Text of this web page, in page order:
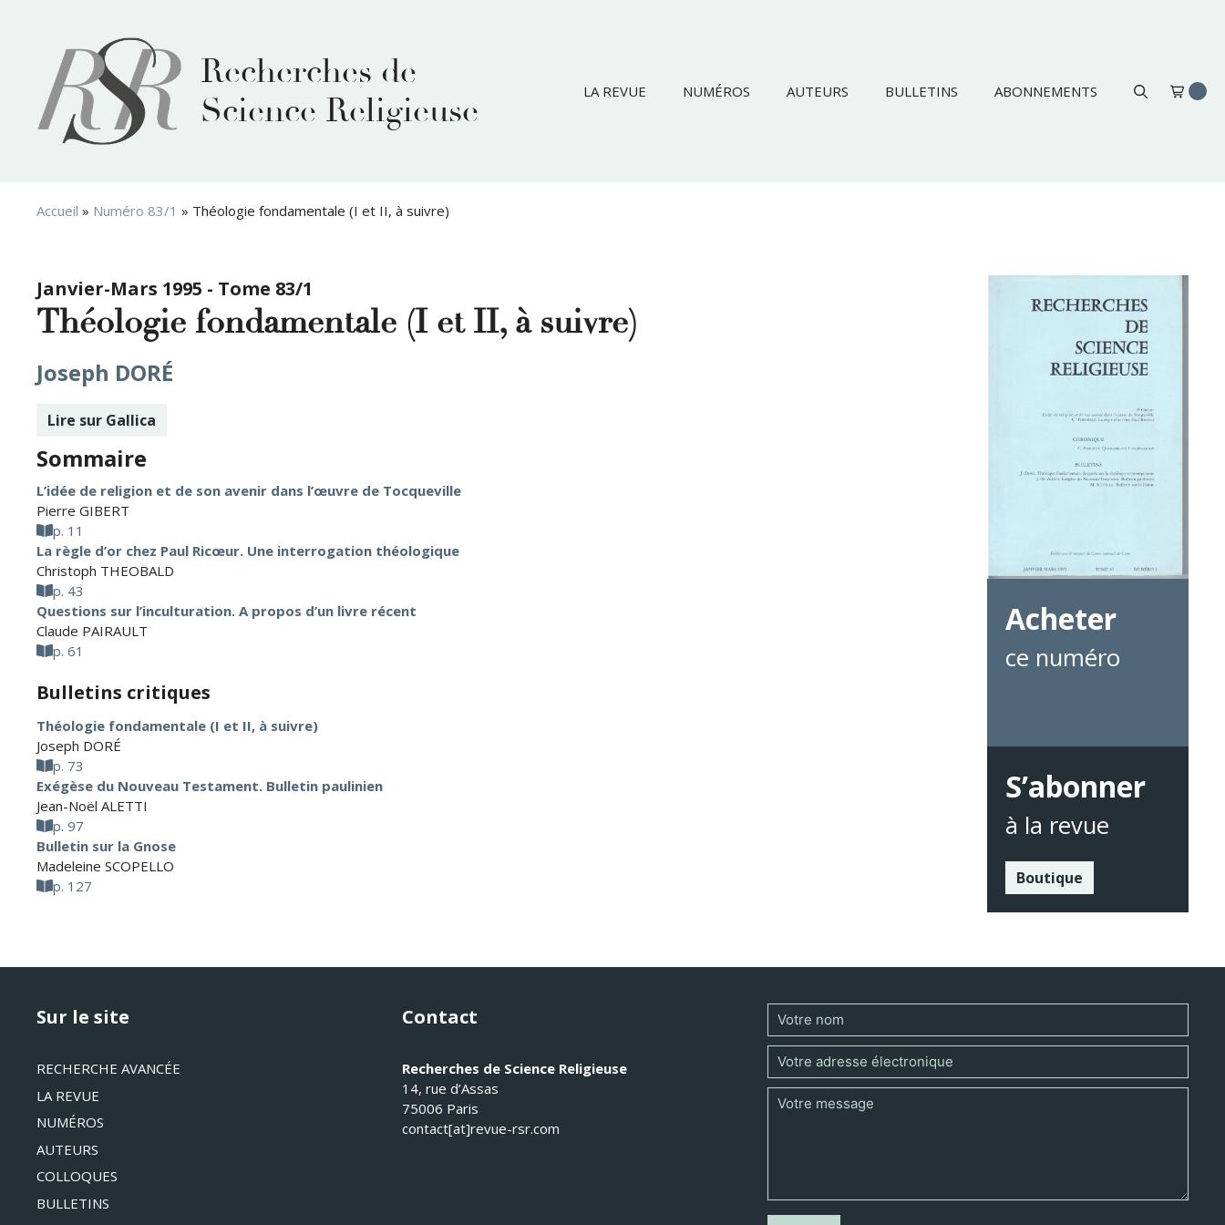
Recherches de
Science Religieuse
LA REVUE NUMÉROS AUTEURS BULLETINS ABONNEMENTS
Accueil » Numéro 83/1 » Théologie fondamentale (I et II, à suivre)
Janvier-Mars 1995 - Tome 83/1
Théologie fondamentale (I et II, à suivre)
Joseph DORÉ
Lire sur Gallica
Sommaire
L’idée de religion et de son avenir dans l’œuvre de Tocqueville
Pierre GIBERT
p. 11
La règle d’or chez Paul Ricœur. Une interrogation théologique
Christoph THEOBALD
p. 43
Questions sur l’inculturation. A propos d’un livre récent
Claude PAIRAULT
p. 61
Bulletins critiques
Théologie fondamentale (I et II, à suivre)
Joseph DORÉ
p. 73
Exégèse du Nouveau Testament. Bulletin paulinien
Jean-Noël ALETTI
p. 97
Bulletin sur la Gnose
Madeleine SCOPELLO
p. 127
Acheter
ce numéro
S’abonner
à la revue
Boutique
Sur le site
RECHERCHE AVANCÉE
LA REVUE
NUMÉROS
AUTEURS
COLLOQUES
BULLETINS
Contact
Recherches de Science Religieuse
14, rue d’Assas
75006 Paris
contact[at]revue-rsr.com